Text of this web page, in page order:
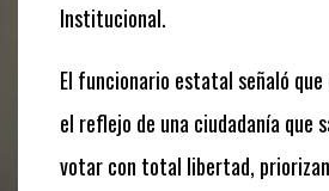
Institucional.
El funcionario estatal señaló
el reflejo de una ciudadanía que
votar con total libertad,